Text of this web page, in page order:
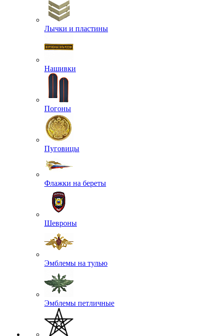
Лычки и пластины
Нашивки
Погоны
Пуговицы
Флажки на береты
Шевроны
Эмблемы на тулью
Эмблемы петличные